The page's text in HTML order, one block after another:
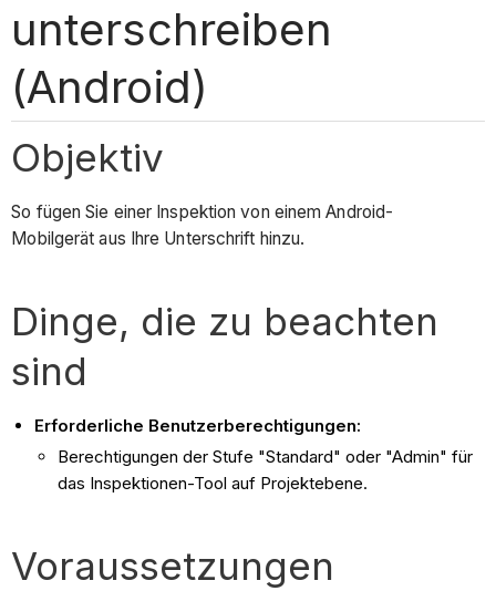
unterschreiben
(Android)
Objektiv
So fügen Sie einer Inspektion von einem Android-
Mobilgerät aus Ihre Unterschrift hinzu.
Dinge, die zu beachten
sind
Erforderliche Benutzerberechtigungen:
Berechtigungen der Stufe "Standard" oder "Admin" für
das Inspektionen-Tool auf Projektebene.
Voraussetzungen